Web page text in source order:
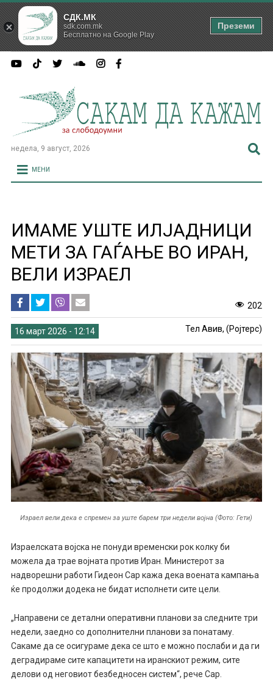
недела, 9 август, 2026
МЕНИ
ИМАМЕ УШТЕ ИЛЈАДНИЦИ
МЕТИ ЗА ГАЃАЊЕ ВО ИРАН,
ВЕЛИ ИЗРАЕЛ
202
16 март 2026 - 12:14 Тел Авив, (Ројтерс)
Израел вели дека е спремен за уште барем три недели војна (Фото: Гети)
Израелската војска не понуди временски рок колку би
можела да трае војната против Иран. Министерот за
надворешни работи Гидеон Сар кажа дека воената кампања
ќе продолжи додека не бидат исполнети сите цели.
„Направени се детални оперативни планови за следните три
недели, заедно со дополнителни планови за понатаму.
Сакаме да се осигураме дека се што е можно послаби и да ги
деградираме сите капацитети на иранскиот режим, сите
делови од неговиот безбедносен систем“, рече Сар.
СДК.МК
sdk.com.mk
Бесплатно на Google Play
Преземи